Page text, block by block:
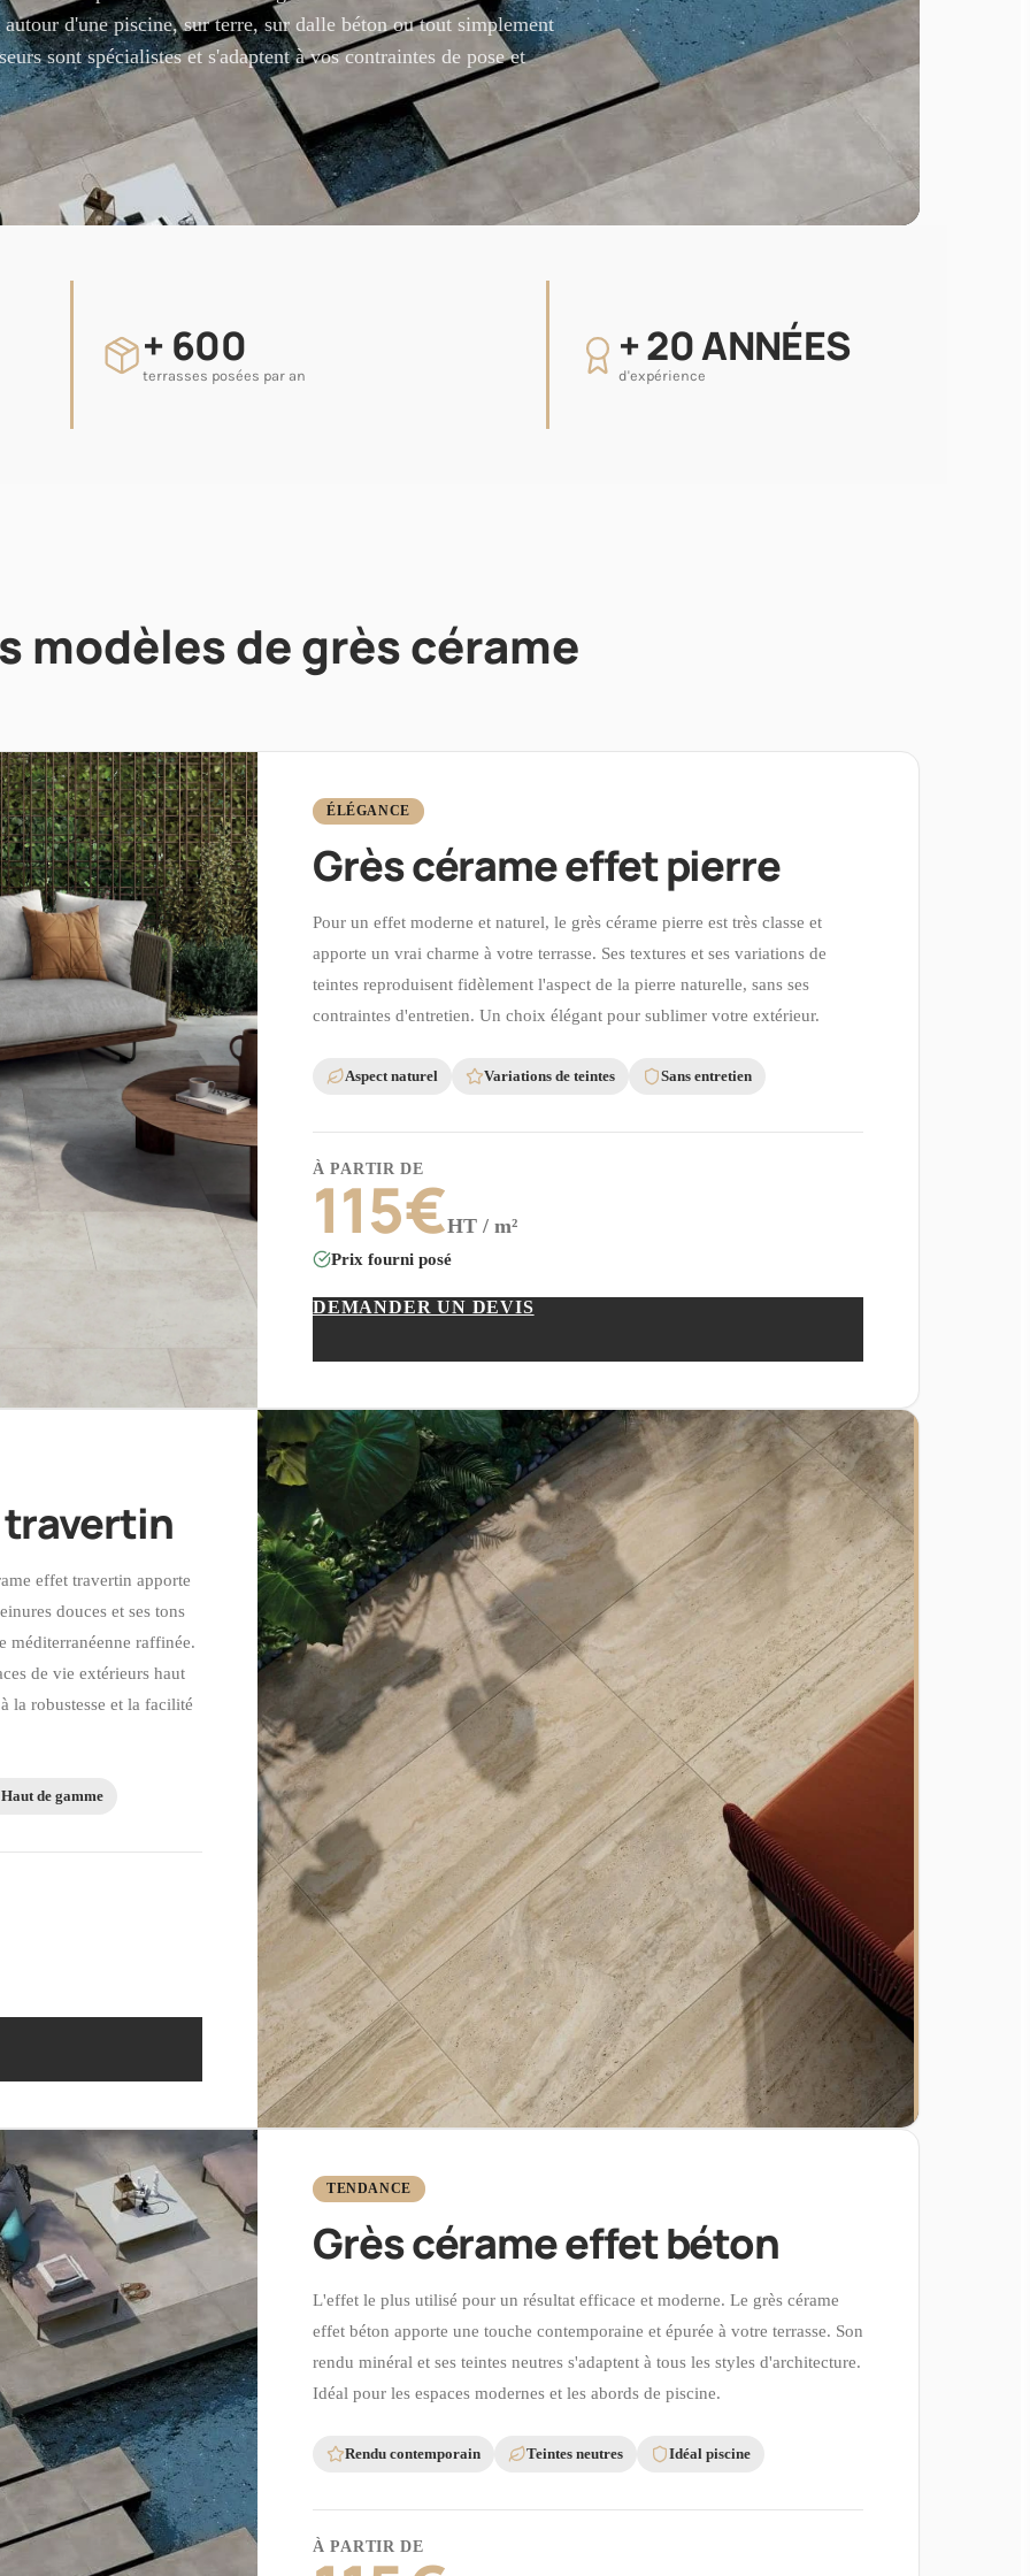
d'une piscine, sur terre, sur dalle béton ou tout simplement
sont spécialistes et s'adaptent à vos contraintes de pose et
+ 600
terrasses posées par an
+ 20 ANNÉES
d'expérience
modèles de grès cérame
ÉLÉGANCE
Grès cérame effet pierre
Pour un effet moderne et naturel, le grès cérame pierre est très classe et
apporte un vrai charme à votre terrasse. Ses textures et ses variations de
teintes reproduisent fidèlement l'aspect de la pierre naturelle, sans ses
contraintes d'entretien. Un choix élégant pour sublimer votre extérieur.
Aspect naturel Variations de teintes Sans entretien
À PARTIR DE
115€HT / m²
Prix fourni posé
DEMANDER UN DEVIS
travertin
effet travertin apporte
douces et ses tons
méditerranéenne raffinée.
de vie extérieurs haut
la robustesse et la facilité
Haut de gamme
TENDANCE
Grès cérame effet béton
L'effet le plus utilisé pour un résultat efficace et moderne. Le grès cérame
effet béton apporte une touche contemporaine et épurée à votre terrasse. Son
rendu minéral et ses teintes neutres s'adaptent à tous les styles d'architecture.
Idéal pour les espaces modernes et les abords de piscine.
Rendu contemporain Teintes neutres Idéal piscine
À PARTIR DE